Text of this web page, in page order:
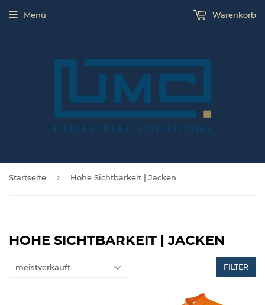
Menü Warenkorb
Startseite › Hohe Sichtbarkeit | Jacken
HOHE SICHTBARKEIT | JACKEN
FILTER